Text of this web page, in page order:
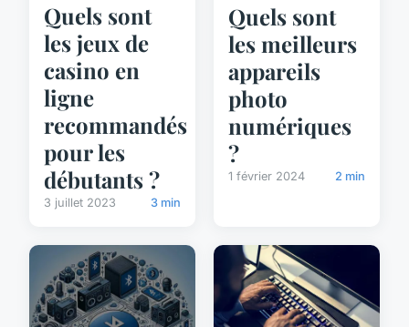
Quels sont
les jeux de
casino en
ligne
recommandés
pour les
débutants ?
3 juillet 2023 3 min
Quels sont
les meilleurs
appareils
photo
numériques
?
1 février 2024 2 min